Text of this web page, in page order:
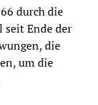
durch die
seit Ende der
die
um die